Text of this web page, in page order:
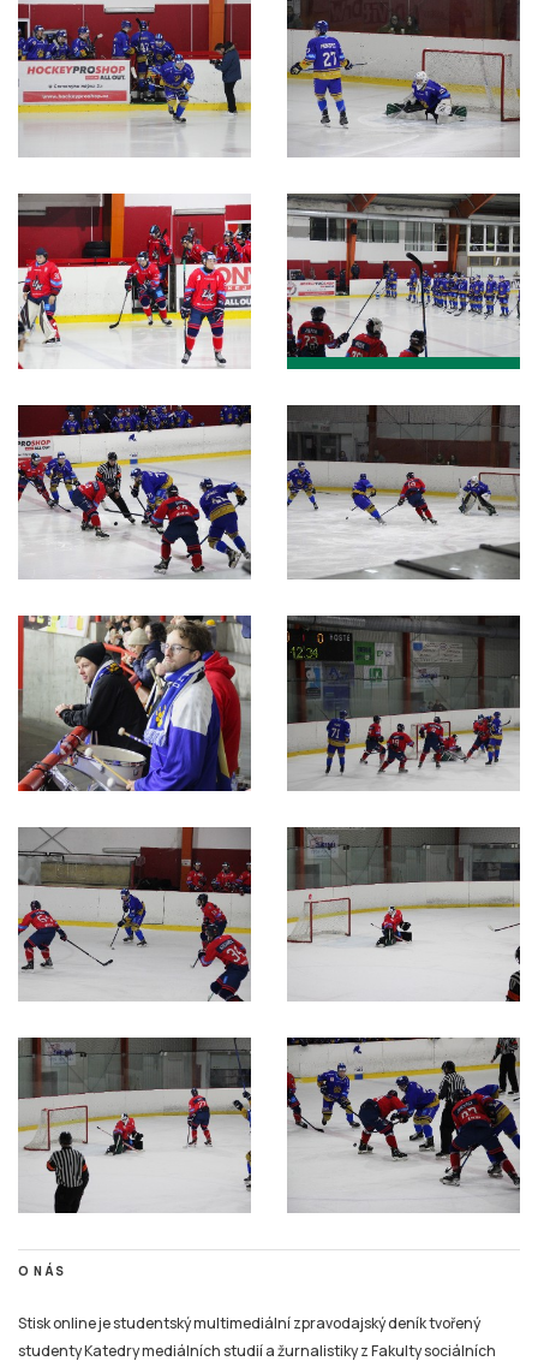
O NÁS
Stisk online je studentský multimediální zpravodajský deník tvořený
studenty Katedry mediálních studií a žurnalistiky z Fakulty sociálních